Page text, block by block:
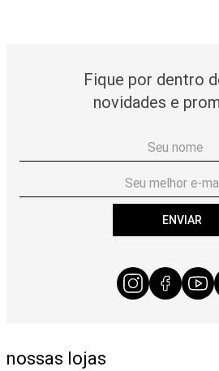
Fique por dentro
novidades e
ENVIAR
nossas lojas